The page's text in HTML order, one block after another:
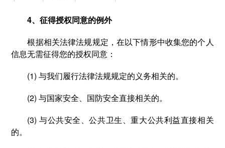
4、征得授权同意的例外
根据相关法律法规规定，在以下情形中收集您的个人
信息无需征得您的授权同意：
(1) 与我们履行法律法规规定的义务相关的。
(2) 与国家安全、国防安全直接相关的。
(3) 与公共安全、公共卫生、重大公共利益直接相关
的。